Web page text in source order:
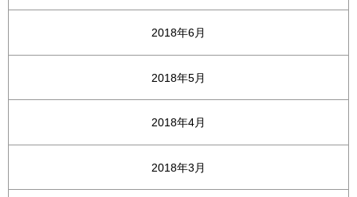
2018年6月
2018年5月
2018年4月
2018年3月